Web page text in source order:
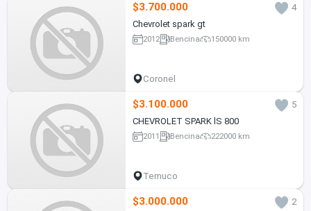
$3.700.000
4
Chevrolet spark gt
2012 Bencina 150000 km
Coronel
$3.100.000
5
CHEVROLET SPARK lS 800
2011 Bencina 222000 km
Temuco
$3.000.000
2